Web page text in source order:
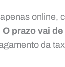
online,
O prazo vai
da